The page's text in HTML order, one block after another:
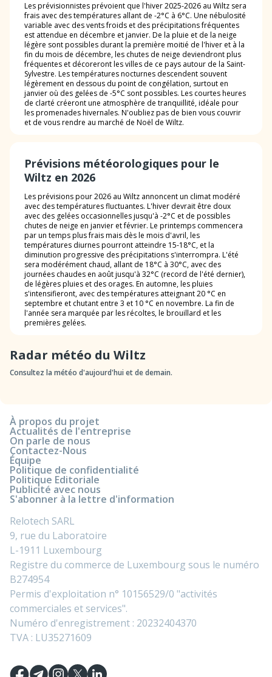
Radar météo du Wiltz
Consultez la météo d'aujourd'hui et de demain.
Les prévisionnistes prévoient que l'hiver 2025-2026 au Wiltz sera
frais avec des températures allant de -2°C à 6°C. Une nébulosité
variable avec des vents froids et des précipitations fréquentes
est attendue en décembre et janvier. De la pluie et de la neige
légère sont possibles durant la première moitié de l'hiver et à la
fin du mois de décembre, les chutes de neige deviendront plus
fréquentes et décoreront les villes de ce pays autour de la Saint-
Sylvestre. Les températures nocturnes descendent souvent
légèrement en dessous du point de congélation, surtout en
janvier où des gelées de -5°C sont possibles. Les courtes heures
de clarté créeront une atmosphère de tranquillité, idéale pour
les promenades hivernales. N'oubliez pas de bien vous couvrir
et de vous rendre au marché de Noël de Wiltz.
Prévisions météorologiques pour le
Wiltz en 2026
Les prévisions pour 2026 au Wiltz annoncent un climat modéré
avec des températures fluctuantes. L'hiver devrait être doux
avec des gelées occasionnelles jusqu'à -2°C et de possibles
chutes de neige en janvier et février. Le printemps commencera
par un temps plus frais mais dès le mois d'avril, les
températures diurnes pourront atteindre 15-18°C, et la
diminution progressive des précipitations s'interrompra. L'été
sera modérément chaud, allant de 18°C à 30°C, avec des
journées chaudes en août jusqu'à 32°C (record de l'été dernier),
de légères pluies et des orages. En automne, les pluies
s'intensifieront, avec des températures atteignant 20 °C en
septembre et chutant entre 3 et 10 °C en novembre. La fin de
l'année sera marquée par les récoltes, le brouillard et les
premières gelées.
À propos du projet
Actualités de l'entreprise
On parle de nous
Contactez-Nous
Équipe
Politique de confidentialité
Politique Editoriale
Publicité avec nous
S'abonner à la lettre d'information
Relotech SARL
9, rue du Laboratoire
L-1911 Luxembourg
Registre du commerce de Luxembourg sous le numéro
B274954
Permis d'exploitation n° 10156529/0 "activités
commerciales et services".
Numéro d'enregistrement : 20232404370
TVA : LU35271609